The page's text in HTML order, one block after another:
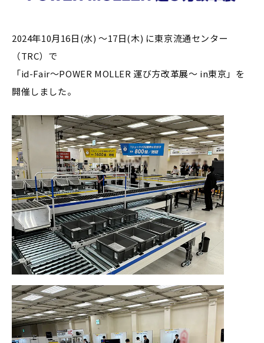
2024年10月16日(水) ～17日(木) に東京流通センター
（TRC）で
「id-Fair～POWER MOLLER 運び方改革展～ in東京」を
開催しました。